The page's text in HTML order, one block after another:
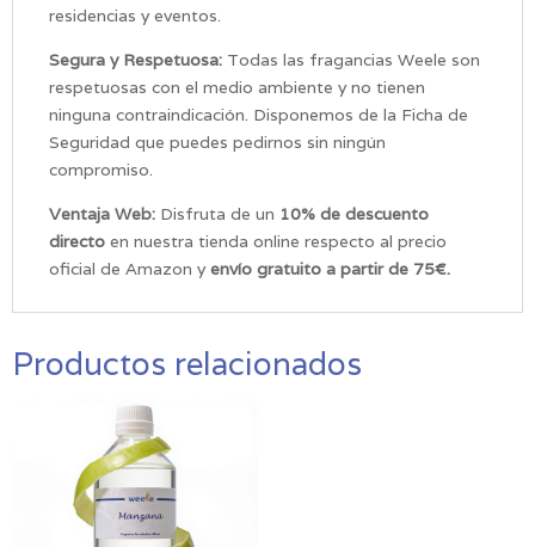
residencias y eventos.
Segura y Respetuosa: Todas las fragancias Weele son
respetuosas con el medio ambiente y no tienen
ninguna contraindicación. Disponemos de la Ficha de
Seguridad que puedes pedirnos sin ningún
compromiso.
Ventaja Web: Disfruta de un 10% de descuento
directo en nuestra tienda online respecto al precio
oficial de Amazon yenvío gratuito a partir de 75€.
Productos relacionados